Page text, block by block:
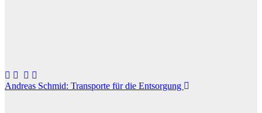
Beitragsnavigation
Andreas Schmid: Transporte für die Entsorgung